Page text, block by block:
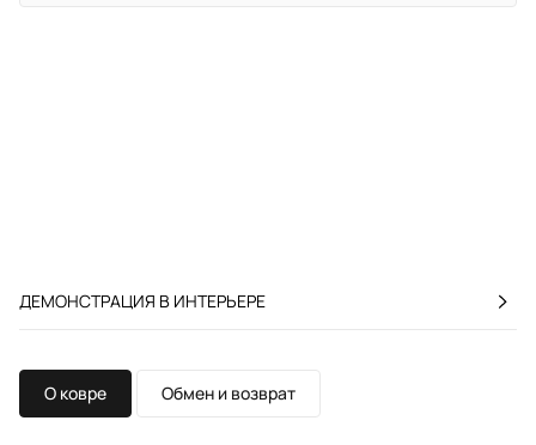
ДЕМОНСТРАЦИЯ В ИНТЕРЬЕРЕ
О ковре Обмен и возврат